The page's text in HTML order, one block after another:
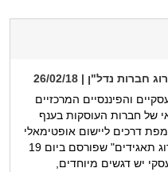
נדל"ן | 26/02/18
והפיננסיים המרכזיים
של חברות העוסקות בענף
דרכים ליישום אופטימאלי
של "המתודולוגיה הכללית לדירוג תאגידים" שפורסם ביום 19
ענף עסקי יש דגשים מיוחדים,